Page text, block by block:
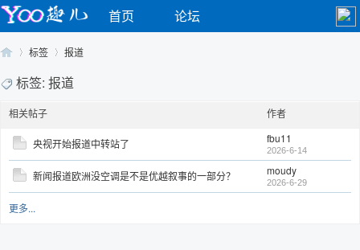
首页 论坛
Yo›
标签 报道
标签: 报道
相关帖子 作者
央视开始报道中转站了 fbu11
2026-6-14
新闻报道欧洲没空调是不是优越叙事的一部分？ moudy
2026-6-29
更多...